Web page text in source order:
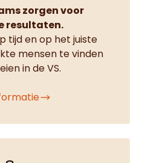
zorgen voor
resultaten.
tijd en op het juiste
mensen te vinden
in de VS.